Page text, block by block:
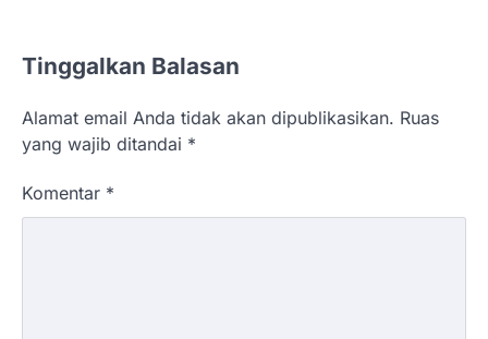
Tinggalkan Balasan
Alamat email Anda tidak akan dipublikasikan. Ruas
yang wajib ditandai *
Komentar *